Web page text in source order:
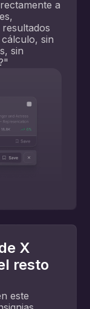
a
sin
sin
X
resto
este